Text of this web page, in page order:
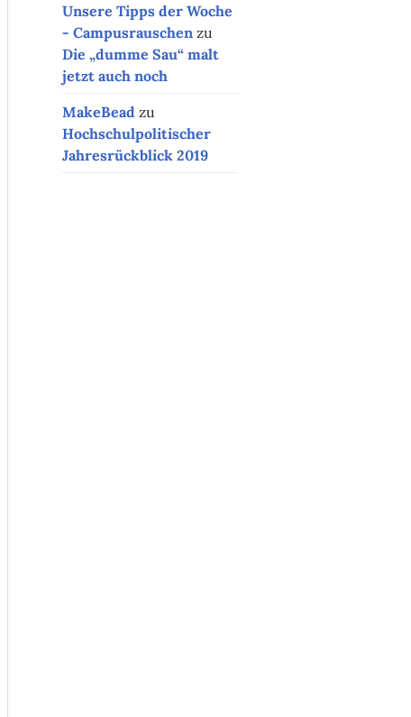
Unsere Tipps der Woche
- Campusrauschen zu
Die „dumme Sau“ malt
jetzt auch noch
MakeBead zu
Hochschulpolitischer
Jahresrückblick 2019